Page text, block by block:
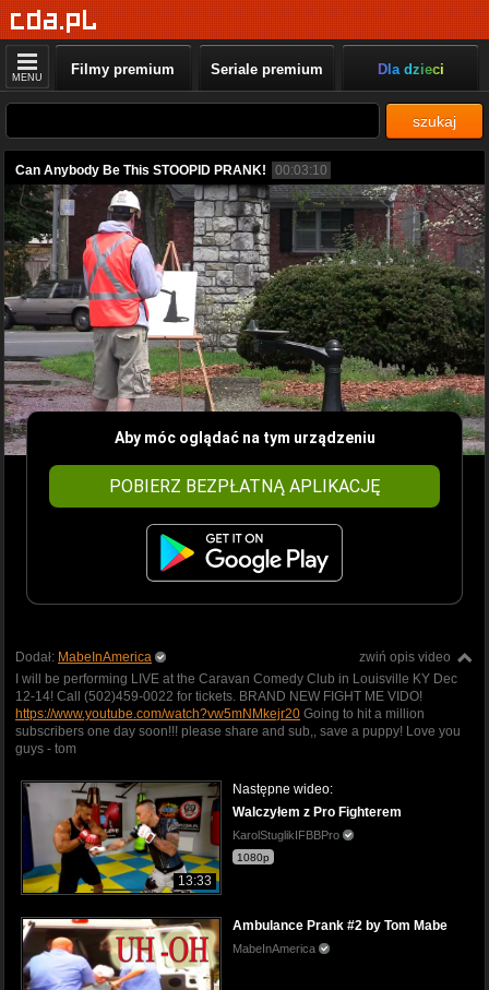
MENU Filmy premium Seriale premium Dla dzieci
szukaj
Can Anybody Be This STOOPID PRANK! 00:03:10
Aby móc oglądać na tym urządzeniu
POBIERZ BEZPŁATNĄ APLIKACJĘ
zwiń opis video
Dodał: MabeInAmerica
I will be performing LIVE at the Caravan Comedy Club in Louisville KY Dec
12-14! Call (502)459-0022 for tickets. BRAND NEW FIGHT ME VIDO!
https://www.youtube.com/watch?vw5mNMkejr20 Going to hit a million
subscribers one day soon!!! please share and sub,, save a puppy! Love you
guys - tom
13:33
Następne wideo:
Walczyłem z Pro Fighterem
KarolStuglikIFBBPro
1080p
Ambulance Prank #2 by Tom Mabe
MabeInAmerica